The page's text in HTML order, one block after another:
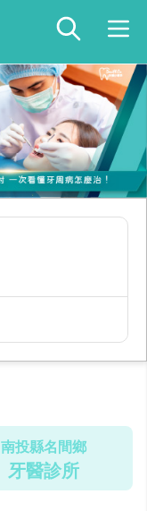
南投縣名間鄉
牙醫診所